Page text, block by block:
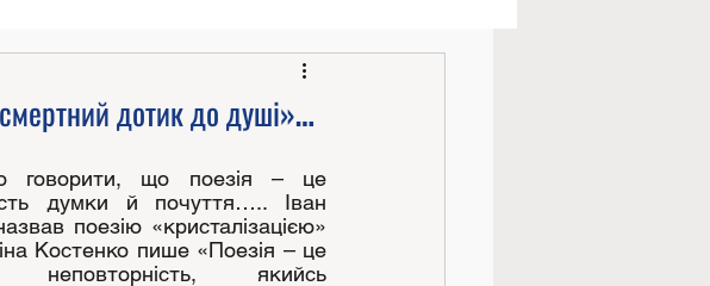
дотик до душі»…
говорити, що поезія – це
думки й почуття….. Іван
поезію «кристалізацією»
Костенко пише «Поезія – це
неповторність, якийсь